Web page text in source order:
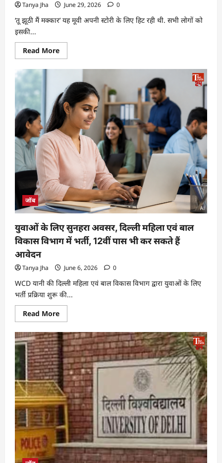
Tanya Jha June 29, 2026 0
‘तू झूठी मैं मक्कार’ यह मूवी अपनी स्टोरी के लिए हिट रही थी. सभी लोगों को
इसकी...
Read More
जॉब
युवाओं के लिए सुनहरा अवसर, दिल्ली महिला एवं बाल
विकास विभाग में भर्ती, 12वीं पास भी कर सकते हैं
आवेदन
Tanya Jha June 6, 2026 0
WCD यानी की दिल्ली महिला एवं बाल विकास विभाग द्वारा युवाओं के लिए
भर्ती प्रक्रिया शुरू की...
Read More